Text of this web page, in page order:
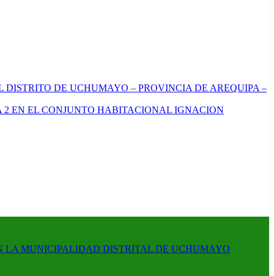
DISTRITO DE UCHUMAYO – PROVINCIA DE AREQUIPA –
EN EL CONJUNTO HABITACIONAL IGNACION
LA MUNICIPALIDAD DISTRITAL DE UCHUMAYO